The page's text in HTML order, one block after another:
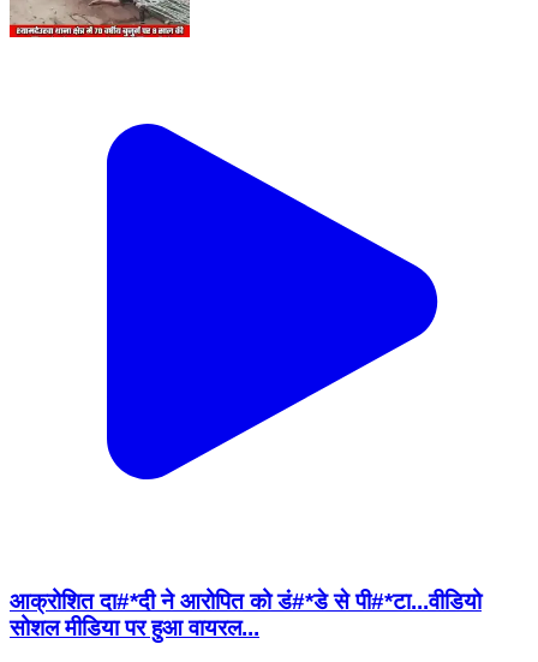
आक्रोशित दा#*दी ने आरोपित को डं#*डे से पी#*टा...वीडियो
सोशल मीडिया पर हुआ वायरल...